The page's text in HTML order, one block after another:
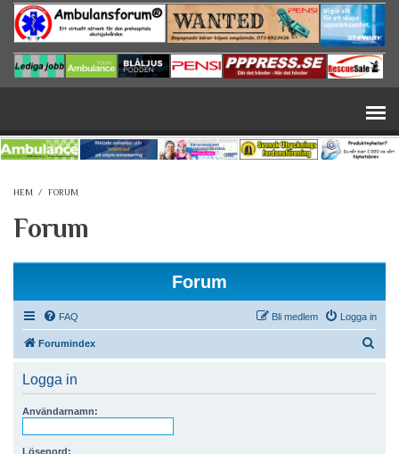
Hoppa till huvudinnehåll
HEM / FORUM
Forum